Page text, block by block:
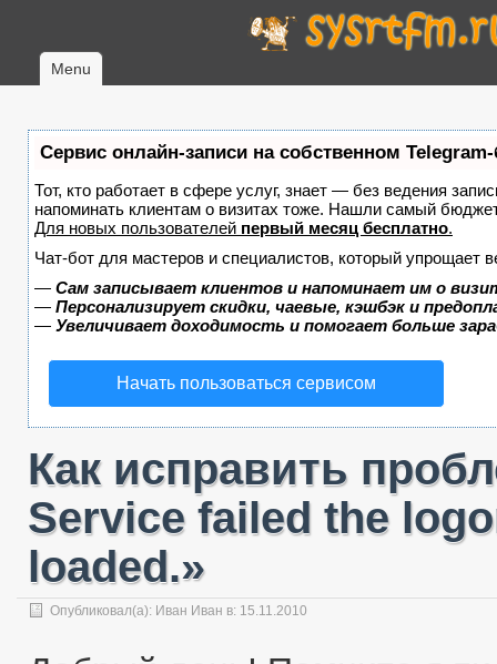
Menu
Сервис онлайн-записи на собственном Telegram-
Тот, кто работает в сфере услуг, знает — без ведения
напоминать клиентам о визитах тоже. Нашли самый
Для новых пользователей первый месяц бесплатно.
Чат-бот для мастеров и специалистов, который упрощает
— Сам записывает клиентов и напоминает им о
— Персонализирует скидки, чаевые, кэшбэк и
— Увеличивает доходимость и помогает больше
Начать пользоваться сервисом
Как исправить
Service failed the
loaded.»
Опубликовал(а): Иван Иван в: 15.11.2010